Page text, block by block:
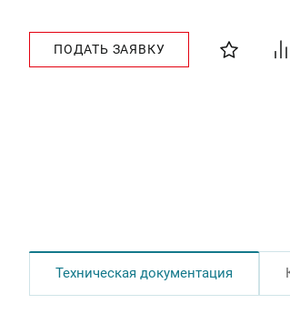
ПОДАТЬ ЗАЯВКУ
Техническая документация